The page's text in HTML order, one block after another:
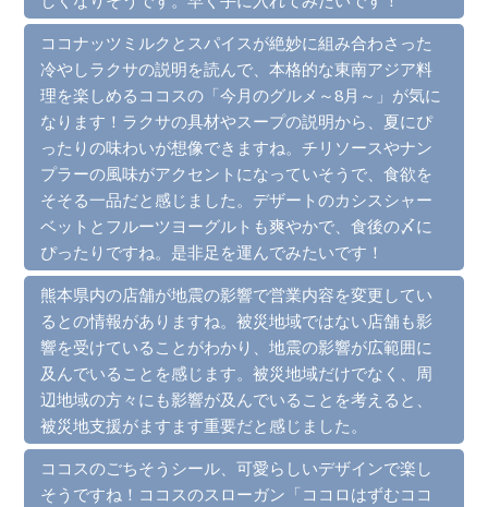
ココナッツミルクとスパイスが絶妙に組み合わさった
冷やしラクサの説明を読んで、本格的な東南アジア料
理を楽しめるココスの「今月のグルメ～8月～」が気に
なります！ラクサの具材やスープの説明から、夏にぴ
ったりの味わいが想像できますね。チリソースやナン
プラーの風味がアクセントになっていそうで、食欲を
そそる一品だと感じました。デザートのカシスシャー
ベットとフルーツヨーグルトも爽やかで、食後の〆に
ぴったりですね。是非足を運んでみたいです！
熊本県内の店舗が地震の影響で営業内容を変更してい
るとの情報がありますね。被災地域ではない店舗も影
響を受けていることがわかり、地震の影響が広範囲に
及んでいることを感じます。被災地域だけでなく、周
辺地域の方々にも影響が及んでいることを考えると、
被災地支援がますます重要だと感じました。
ココスのごちそうシール、可愛らしいデザインで楽し
そうですね！ココスのスローガン「ココロはずむココ